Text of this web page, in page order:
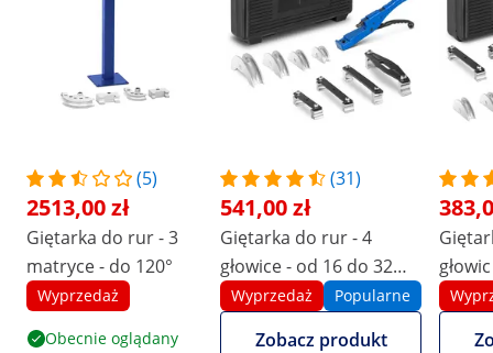
(5)
2513,00 zł
Giętarka do rur - 3
matryce - do 120°
Wyprzedaż
Obecnie oglądany
(31)
541,00 zł
Giętarka do rur - 4
głowice - od 16 do 32
mm
Wyprzedaż Popularne
Zobacz produkt